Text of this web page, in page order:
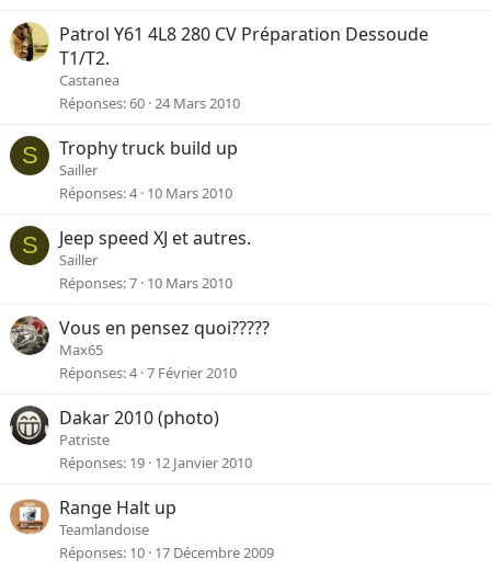
Patrol Y61 4L8 280 CV Préparation Dessoude
T1/T2.
Castanea
Réponses 60 24 Mars 2010
S Trophy truck build up
Sailler
Réponses 4 10 Mars 2010
S Jeep speed XJ et autres.
Sailler
Réponses 7 10 Mars 2010
Vous en pensez quoi?????
Max65
Réponses 4 7 Février 2010
Dakar 2010 (photo)
Patriste
Réponses 19 12 Janvier 2010
Range Halt up
Teamlandoise
Réponses 10 17 Décembre 2009